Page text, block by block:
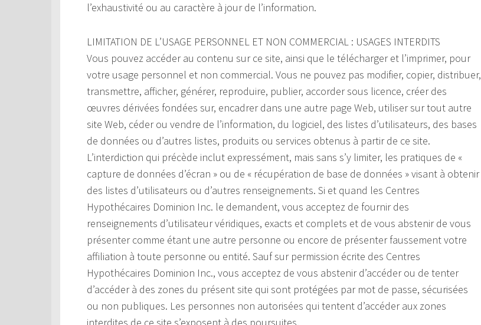
l’exhaustivité ou au caractère à jour de l’information.
LIMITATION DE L’USAGE PERSONNEL ET NON COMMERCIAL : USAGES INTERDITS
Vous pouvez accéder au contenu sur ce site, ainsi que le télécharger et l’imprimer, pour
votre usage personnel et non commercial. Vous ne pouvez pas modifier, copier, distribuer,
transmettre, afficher, générer, reproduire, publier, accorder sous licence, créer des
œuvres dérivées fondées sur, encadrer dans une autre page Web, utiliser sur tout autre
site Web, céder ou vendre de l’information, du logiciel, des listes d’utilisateurs, des bases
de données ou d’autres listes, produits ou services obtenus à partir de ce site.
L’interdiction qui précède inclut expressément, mais sans s’y limiter, les pratiques de «
capture de données d’écran » ou de « récupération de base de données » visant à obtenir
des listes d’utilisateurs ou d’autres renseignements. Si et quand les Centres
Hypothécaires Dominion Inc. le demandent, vous acceptez de fournir des
renseignements d’utilisateur véridiques, exacts et complets et de vous abstenir de vous
présenter comme étant une autre personne ou encore de présenter faussement votre
affiliation à toute personne ou entité. Sauf sur permission écrite des Centres
Hypothécaires Dominion Inc., vous acceptez de vous abstenir d’accéder ou de tenter
d’accéder à des zones du présent site qui sont protégées par mot de passe, sécurisées
ou non publiques. Les personnes non autorisées qui tentent d’accéder aux zones